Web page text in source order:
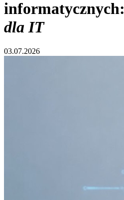
informatycznych:
dla IT
03.07.2026